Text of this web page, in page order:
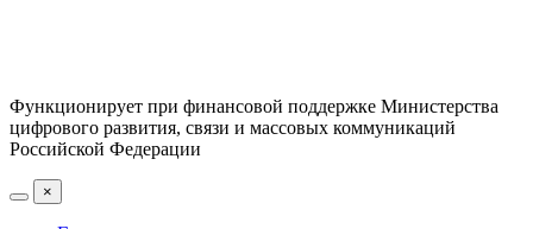
Функционирует при финансовой поддержке Министерства
цифрового развития, связи и массовых коммуникаций
Российской Федерации
×